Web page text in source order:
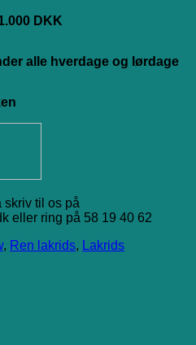
DKK
alle hverdage og lørdage
skriv til os på
eller ring på 58 19 40 62
, Ren lakrids, Lakrids